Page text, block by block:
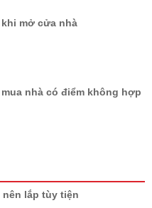
mở cửa nhà
nhà có điểm không hợp
lắp tùy tiện